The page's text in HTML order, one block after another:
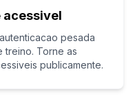
acessivel
pesada
treino. Torne as
publicamente.